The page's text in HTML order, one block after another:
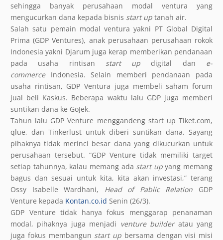
sehingga banyak perusahaan modal ventura yang
mengucurkan dana kepada bisnis start up tanah air.
Salah satu pemain modal ventura yakni PT Global Digital
Prima (GDP Ventures), anak perusahaan perusahaan rokok
Indonesia yakni Djarum juga kerap memberikan pendanaan
pada usaha rintisan start up digital dan e-
commerce Indonesia. Selain memberi pendanaan pada
usaha rintisan, GDP Ventura juga membeli saham forum
jual beli Kaskus. Beberapa waktu lalu GDP juga memberi
suntikan dana ke GoJek.
Tahun lalu GDP Venture menggandeng start up Tiket.com,
qlue, dan Tinkerlust untuk diberi suntikan dana. Sayang
pihaknya tidak merinci besar dana yang dikucurkan untuk
perusahaan tersebut. “GDP Venture tidak memiliki target
setiap tahunnya, kalau memang ada start upyang memang
bagus dan sesuai untuk kita, kita akan investasi,” terang
Ossy Isabelle Wardhani, Head of Pablic Relation GDP
Venture kepada Kontan.co.id Senin (26/3).
GDP Venture tidak hanya fokus menggarap penanaman
modal, pihaknya juga menjadi venture builderatau yang
juga fokus membangun start up bersama dengan visi misi